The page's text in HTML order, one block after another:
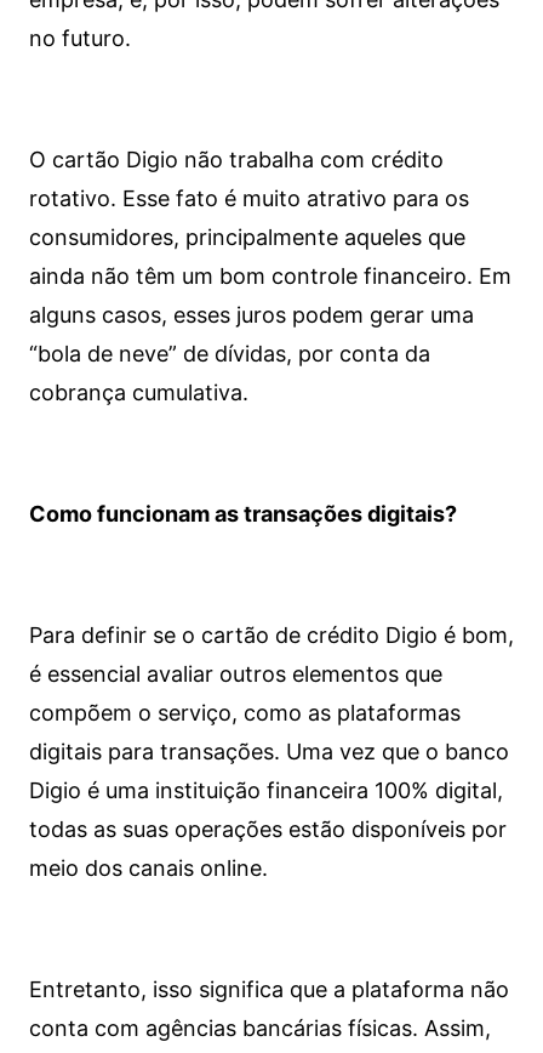
no futuro.
O cartão Digio não trabalha com crédito
rotativo. Esse fato é muito atrativo para os
consumidores, principalmente aqueles que
ainda não têm um bom controle financeiro. Em
alguns casos, esses juros podem gerar uma
“bola de neve” de dívidas, por conta da
cobrança cumulativa.
Como funcionam as transações digitais?
Para definir se o cartão de crédito Digio é bom,
é essencial avaliar outros elementos que
compõem o serviço, como as plataformas
digitais para transações. Uma vez que o banco
Digio é uma instituição financeira 100% digital,
todas as suas operações estão disponíveis por
meio dos canais online.
Entretanto, isso significa que a plataforma não
conta com agências bancárias físicas. Assim,